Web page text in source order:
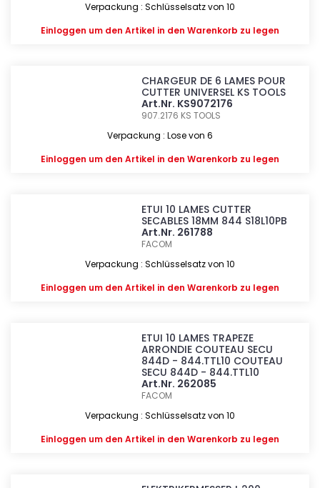
Verpackung : Schlüsselsatz von 10
Einloggen um den Artikel in den Warenkorb zu legen
CHARGEUR DE 6 LAMES POUR
CUTTER UNIVERSEL KS TOOLS
Art.Nr. KS9072176
907.2176 KS TOOLS
Verpackung : Lose von 6
Einloggen um den Artikel in den Warenkorb zu legen
ETUI 10 LAMES CUTTER
SECABLES 18MM 844 S18L10PB
Art.Nr. 261788
FACOM
Verpackung : Schlüsselsatz von 10
Einloggen um den Artikel in den Warenkorb zu legen
ETUI 10 LAMES TRAPEZE
ARRONDIE COUTEAU SECU
844D - 844.TTL10 COUTEAU
SECU 844D - 844.TTL10
Art.Nr. 262085
FACOM
Verpackung : Schlüsselsatz von 10
Einloggen um den Artikel in den Warenkorb zu legen